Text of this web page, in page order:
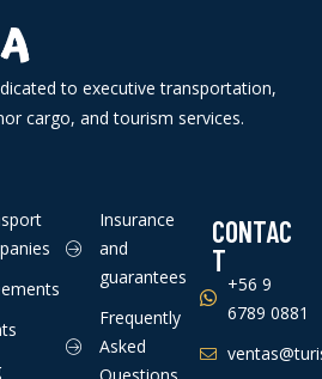
to executive transportation,
cargo, and tourism services.
Insurance
and
guarantees
Frequently
Asked
CONTAC
T
+56 9
6789 0881